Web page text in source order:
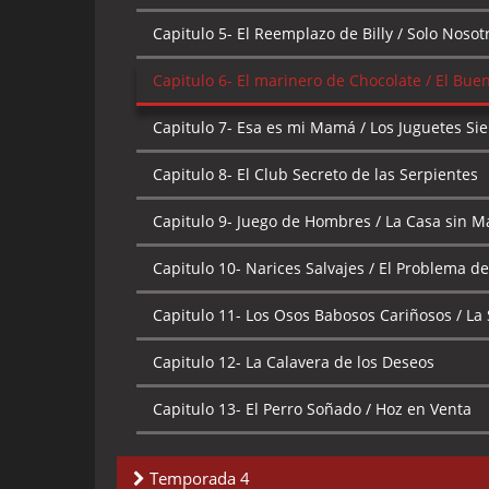
Capitulo 7-Billy y el Descarriado / Puro
Capitulo 8-El Concurso de las Bandas / La
Capitulo 9-Escuela de Magia y Hechicería de
Monstruos Asquerosos!
Capitulo 10-La Noche de la Muerte Viviente /
Capitulo 11-Mandy La Despiadada / Creando
Capitulo 12- ¿Quién Mató a Quien? / Un Lobo
Capitulo 13- El Amor de Puro Hueso / El Amor
Capitulo 5- El Reemplazo de Billy / Solo
Capitulo 6- El marinero de Chocolate / El
Capitulo 7- Esa es mi Mamá / Los Juguetes
Capitulo 8- El Club Secreto de las Serpientes
Capitulo 9- Juego de Hombres / La Casa sin
Capitulo 10- Narices Salvajes / El Problema
Capitulo 11- Los Osos Babosos Cariñosos /
Capitulo 12- La Calavera de los Deseos
Capitulo 13- El Perro Soñado / Hoz en Venta
Temporada 4